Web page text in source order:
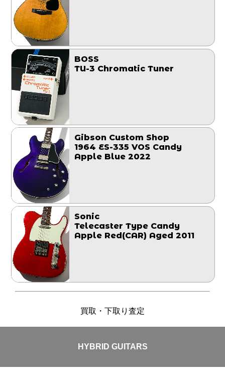
BOSS
TU-3 Chromatic Tuner
Gibson Custom Shop
1964 ES-335 VOS Candy
Apple Blue 2022
Sonic
Telecaster Type Candy
Apple Red(CAR) Aged 2011
買取・下取り査定
HYBRID GUITARS